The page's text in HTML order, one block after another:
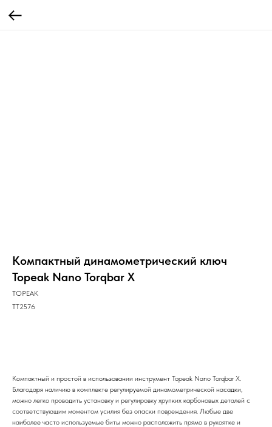
Компактный динамометрический ключ
Topeak Nano Torqbar X
TOPEAK
TT2576
Компактный и простой в использовании инструмент Topeak Nano Torqbar X.
Благодаря наличию в комплекте регулируемой динамометрической насадки,
можно легко проводить установку и регулировку хрупких карбоновых деталей с
соответствующим моментом усилия без опаски повреждения. Любые две
наиболее часто используемые биты можно расположить прямо в рукоятке и